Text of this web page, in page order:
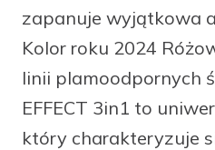
facebookinstagrampinterestyoutube
zapanuje wyjątkowa
Kolor roku 2024
linii plamoodpornych
EFFECT 3in1 to
który charakteryzuje